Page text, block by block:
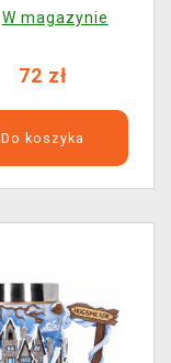
W magazynie
72 zł
Do koszyka